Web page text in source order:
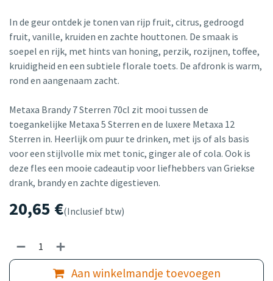
In de geur ontdek je tonen van rijp fruit, citrus, gedroogd
fruit, vanille, kruiden en zachte houttonen. De smaak is
soepel en rijk, met hints van honing, perzik, rozijnen, toffee,
kruidigheid en een subtiele florale toets. De afdronk is warm,
rond en aangenaam zacht.
Metaxa Brandy 7 Sterren 70cl zit mooi tussen de
toegankelijke Metaxa 5 Sterren en de luxere Metaxa 12
Sterren in. Heerlijk om puur te drinken, met ijs of als basis
voor een stijlvolle mix met tonic, ginger ale of cola. Ook is
deze fles een mooie cadeautip voor liefhebbers van Griekse
drank, brandy en zachte digestieven.
20,65 €(Inclusief btw)
Aan winkelmandje toevoegen